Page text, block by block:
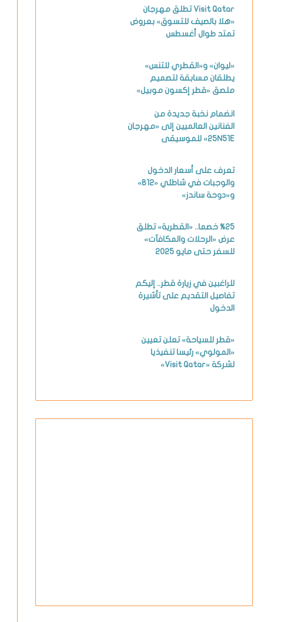
Visit Qatar تطلق مهرجان
«هلا بالصيف للتسوق» بعروض
تمتد طوال أغسطس
«ليوان» و«القطري للتنس»
يطلقان مسابقة لتصميم
ملصق «قطر إكسون موبيل»
انضمام نخبة جديدة من
الفنانين العالميين إلى «مهرجان
25N51E» للموسيقى
تعرف على أسعار الدخول
والوجبات في شاطئي «B12»
و«دوحة ساندز»
%25 خصما.. «القطرية» تطلق
عرض «الرحلات والمكافآت»
للسفر حتى مايو 2025
للراغبين في زيارة قطر.. إليكم
تفاصيل التقديم على تأشيرة
الدخول
«قطر للسياحة» تعلن تعيين
«المولوي» رئيسا تنفيذيا
لشركة «Visit Qatar»